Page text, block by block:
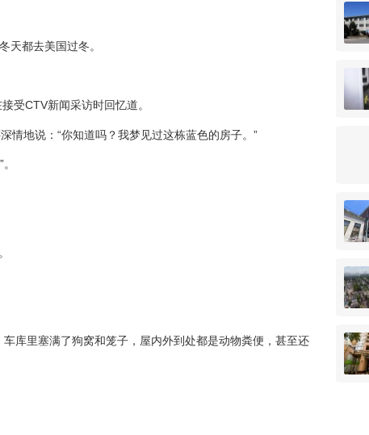
天都去美国过冬。
受CTV新闻采访时回忆道。
地说：“你知道吗？我梦见过这栋蓝色的房子。”
库里塞满了狗窝和笼子，屋内外到处都是动物粪便，甚至还